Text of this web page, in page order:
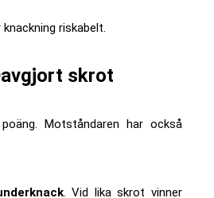
riskabelt.
skrot
Motståndaren har också
. Vid lika skrot vinner